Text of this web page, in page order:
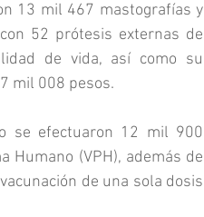
13 mil 467 mastografías y
52 prótesis externas de
de vida, así como su
mil 008 pesos.
se efectuaron 12 mil 900
Humano (VPH), además de
de una sola dosis